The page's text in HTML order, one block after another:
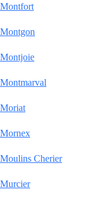
Montfort
Montgon
Montjoie
Montmarval
Moriat
Mornex
Moulins Cherier
Murcier